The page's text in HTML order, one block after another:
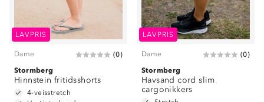
LAVPRIS
Dame (0)
Stormberg
Hinnstein fritidsshorts
4-veisstretch
LAVPRIS
Dame (0)
Stormberg
Havsand cord slim
cargonikkers